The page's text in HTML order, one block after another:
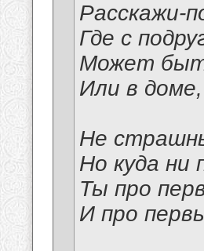
Расскажи-
Где с
Может
Или в
Не
Но куда ни
Ты про
И про